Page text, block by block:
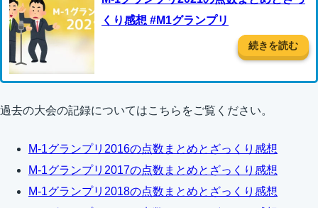
くり感想 #M1グランプリ
続きを読む
過去の大会の記録についてはこちらをご覧ください。
M-1グランプリ2016の点数まとめとざっくり感想
M-1グランプリ2017の点数まとめとざっくり感想
M-1グランプリ2018の点数まとめとざっくり感想